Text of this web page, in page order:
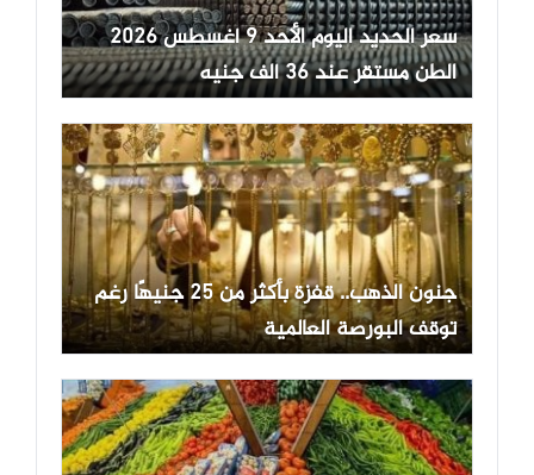
سعر الحديد اليوم الأحد 9 أغسطس 2026
الطن مستقر عند 36 ألف جنيه
جنون الذهب.. قفزة بأكثر من 25 جنيهًا رغم
توقف البورصة العالمية